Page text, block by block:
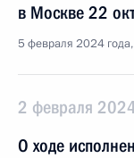
в Москве 22
5 февраля 2024
2 февраля
О ходе